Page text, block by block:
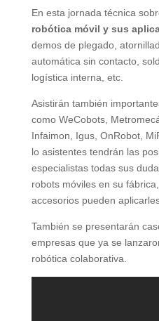
En esta jornada técnica
robótica móvil y sus
demos de plegado,
automática sin contacto,
logística interna, etc.
Asistirán también
como WeCobots,
Infaimon, Igus, OnRobot,
lo asistentes tendrán las
especialistas todas sus
robots móviles en su
accesorios pueden
También se presentarán
empresas que ya se
robótica colaborativa.